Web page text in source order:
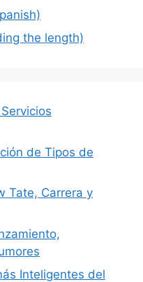
the length)
de Tipos de
Tate, Carrera y
Inteligentes del